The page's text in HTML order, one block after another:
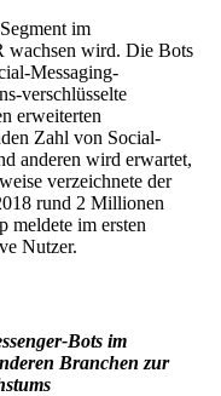
im
wachsen wird. Die Bots
Messaging-
verschlüsselte
erweiterten
Zahl von Social-
anderen wird erwartet,
verzeichnete der
rund 2 Millionen
meldete im ersten
Nutzer.
Bots im
Branchen zur